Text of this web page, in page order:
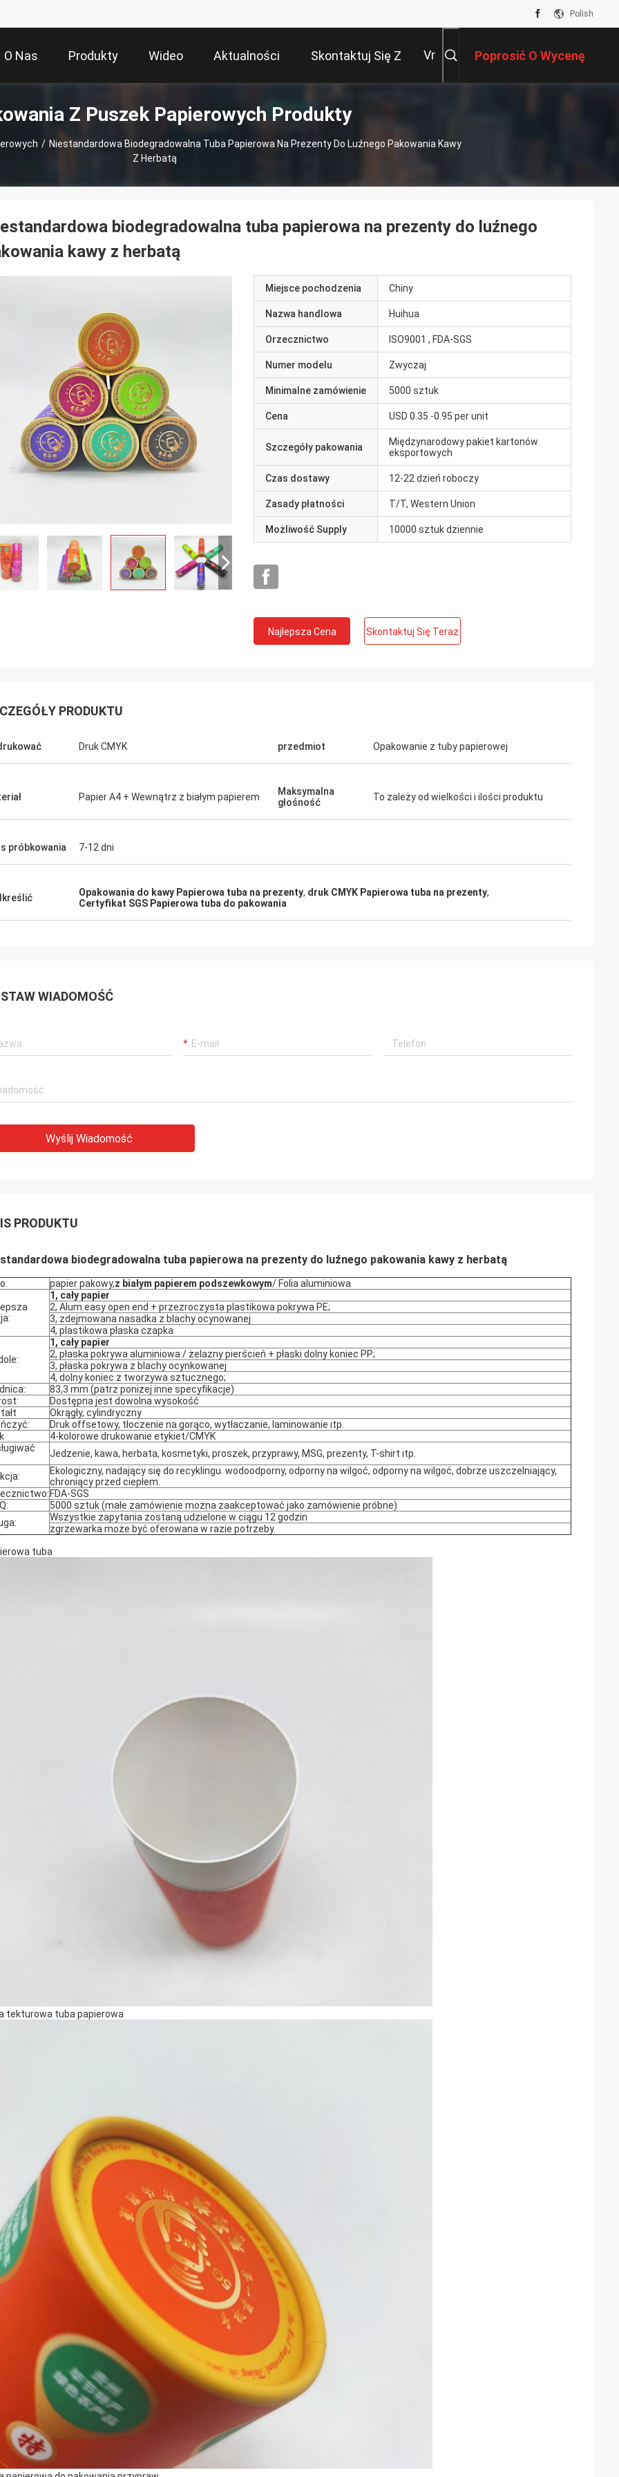
Polish
O Nas Produkty Wideo Aktualności Skontaktuj Się Z Vr Poprosić O Wycenę
Z Puszek Papierowych Produkty
/ Niestandardowa Biodegradowalna Tuba Papierowa Na Prezenty Do Luźnego Pakowania Kawy
Z Herbatą
jakości puszki PET o pojemności
dobra współpraca z Tobą.
Barry Weiss
Cię o wszelkich aktualizacjach.
biodegradowalna tuba papierowa na prezenty do luźnego
kawy z herbatą
Miejsce pochodzenia Chiny
Nazwa handlowa Huihua
Orzecznictwo ISO9001 , FDA-SGS
Numer modelu Zwyczaj
Minimalne zamówienie 5000 sztuk
Cena USD 0.35 -0.95 per unit
Szczegóły pakowania
Międzynarodowy pakiet kartonów
eksportowych
Czas dostawy 12-22 dzień roboczy
Zasady płatności T/T, Western Union
Możliwość Supply 10000 sztuk dziennie
Najlepsza Cena Skontaktuj Się Teraz
PRODUKTU
Druk CMYK przedmiot Opakowanie z tuby papierowej
Papier A4 + Wewnątrz z białym papierem
Maksymalna
głośność
To zależy od wielkości i ilości produktu
próbkowania 7-12 dni
Opakowania do kawy Papierowa tuba na prezenty, druk CMYK Papierowa tuba na prezenty,
Certyfikat SGS Papierowa tuba do pakowania
WIADOMOŚĆ
Wyślij Wiadomość
PRODUKTU
biodegradowalna tuba papierowa na prezenty do luźnego pakowania kawy z herbatą
papier pakowy,z białym papierem podszewkowym/ Folia aluminiowa
1, cały papier
2, Alum.easy open end + przezroczysta plastikowa pokrywa PE;
3, zdejmowana nasadka z blachy ocynowanej
4, plastikowa płaska czapka
1, cały papier
2, płaska pokrywa aluminiowa / żelazny pierścień + płaski dolny koniec PP;
3, płaska pokrywa z blachy ocynkowanej
4, dolny koniec z tworzywa sztucznego;
83,3 mm (patrz poniżej inne specyfikacje)
Dostępna jest dowolna wysokość
Okrągły, cylindryczny
Druk offsetowy, tłoczenie na gorąco, wytłaczanie, laminowanie itp.
4-kolorowe drukowanie etykiet/CMYK
Jedzenie, kawa, herbata, kosmetyki, proszek, przyprawy, MSG, prezenty, T-shirt itp.
Ekologiczny, nadający się do recyklingu. wodoodporny, odporny na wilgoć, odporny na wilgoć, dobrze uszczelniający,
chroniący przed ciepłem.
FDA-SGS
5000 sztuk (małe zamówienie można zaakceptować jako zamówienie próbne)
Wszystkie zapytania zostaną udzielone w ciągu 12 godzin
zgrzewarka może być oferowana w razie potrzeby.
tuba
tekturowa tuba papierowa